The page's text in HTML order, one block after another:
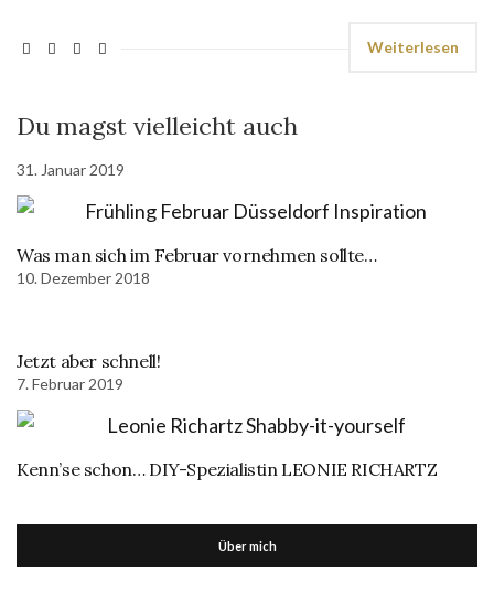
Weiterlesen
Du magst vielleicht auch
31. Januar 2019
Was man sich im Februar vornehmen sollte…
10. Dezember 2018
Jetzt aber schnell!
7. Februar 2019
Kenn’se schon… DIY-Spezialistin LEONIE RICHARTZ
Über mich